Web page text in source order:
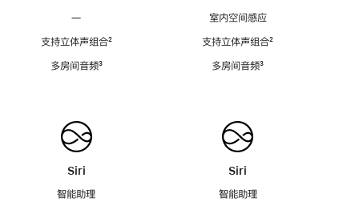
—
支持立体声组合脚
²
多房间音频脚
³
Siri
智能助理
室内空间感应
支持立体声组合脚
²
多房间音频脚
³
Siri
智能助理